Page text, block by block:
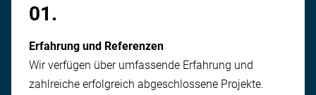
01.
Erfahrung und Referenzen
Wir verfügen über umfassende Erfahrung und
zahlreiche erfolgreich ab­geschlossene Projekte.